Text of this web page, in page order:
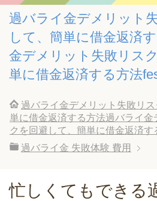
過バライ金デメリット
して、簡単に借金返済
金デメリット失敗リス
単に借金返済する方法
過バライ金デメリット失敗リ
単に借金返済する方法過バライ金
クを回避して、簡単に借金返済す
過バライ金 失敗体験 費用
忙しくてもできる